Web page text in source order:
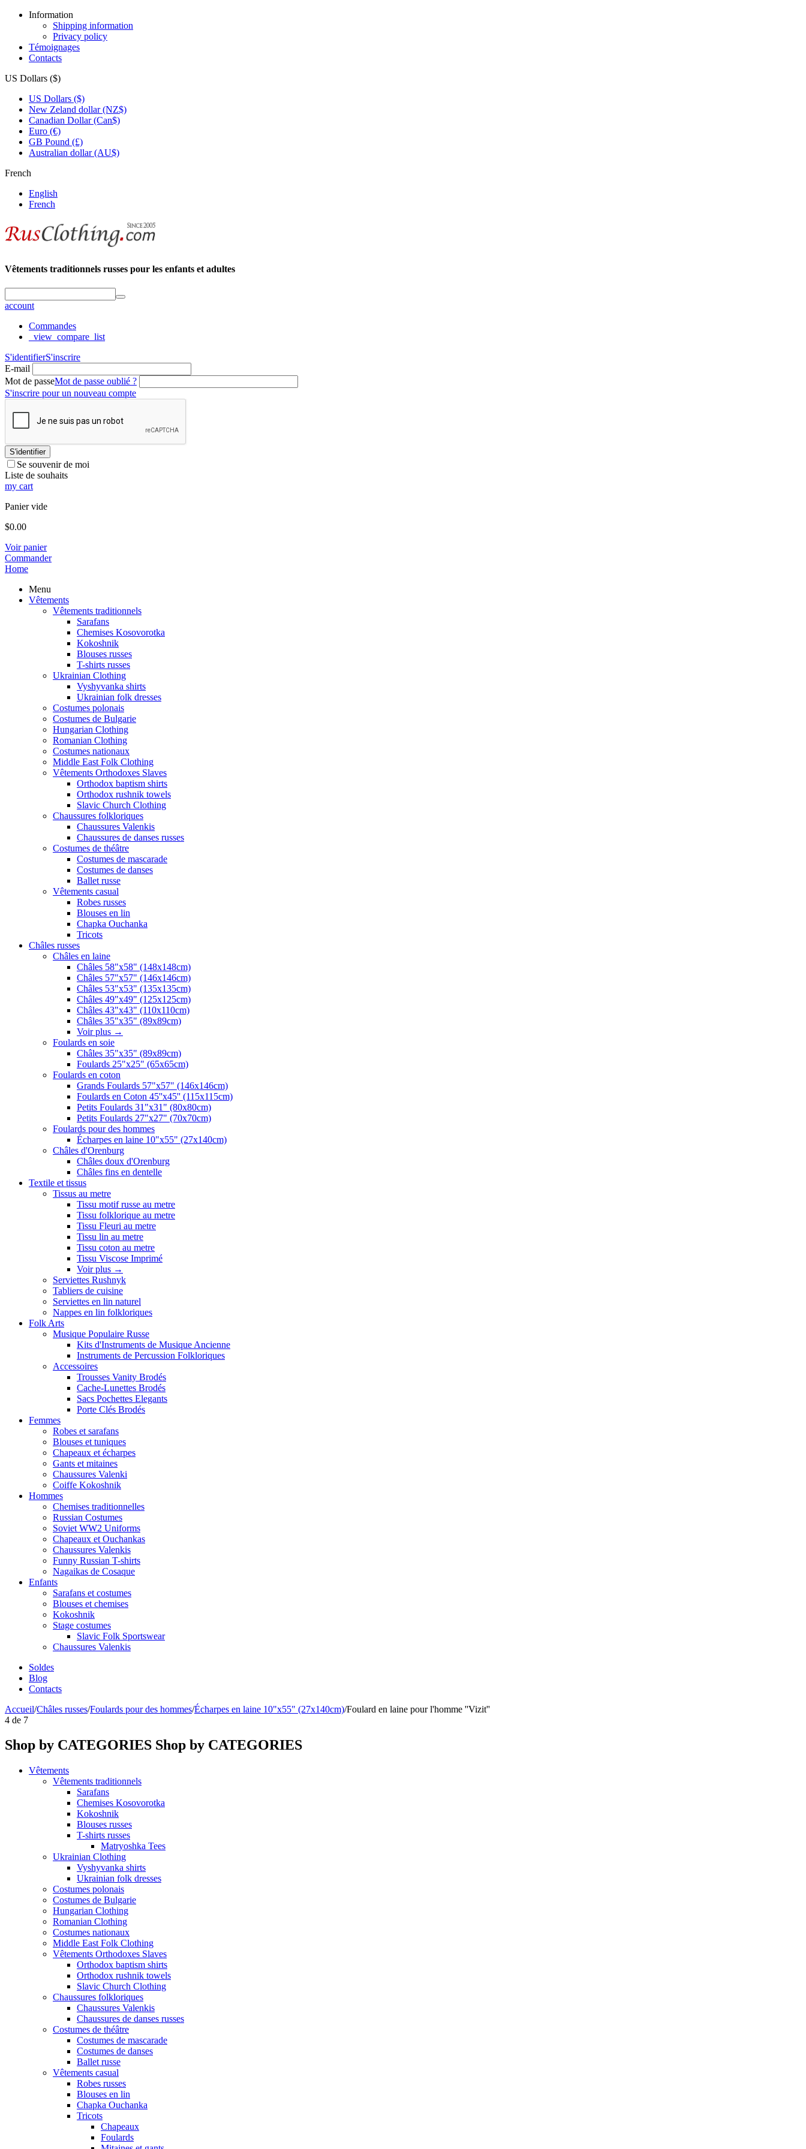
Information
Shipping information
Privacy policy
Témoignages
Contacts
US Dollars ($)
US Dollars ($)
New Zeland dollar (NZ$)
Canadian Dollar (Can$)
Euro (€)
GB Pound (£)
Australian dollar (AU$)
French
English
French
Vêtements traditionnels russes pour les enfants et adultes
account
Commandes
_view_compare_list
S'identifierS'inscrire
E-mail
Mot de passeMot de passe oublié ?
S'inscrire pour un nouveau compte
S'identifier
Se souvenir de moi
Liste de souhaits
my cart
Panier vide
$0.00
Voir panier
Commander
Home
Menu
Vêtements
Vêtements traditionnels
Sarafans
Chemises Kosovorotka
Kokoshnik
Blouses russes
T-shirts russes
Ukrainian Clothing
Vyshyvanka shirts
Ukrainian folk dresses
Costumes polonais
Costumes de Bulgarie
Hungarian Clothing
Romanian Clothing
Costumes nationaux
Middle East Folk Clothing
Vêtements Orthodoxes Slaves
Orthodox baptism shirts
Orthodox rushnik towels
Slavic Church Clothing
Chaussures folkloriques
Chaussures Valenkis
Chaussures de danses russes
Costumes de théâtre
Costumes de mascarade
Costumes de danses
Ballet russe
Vêtements casual
Robes russes
Blouses en lin
Chapka Ouchanka
Tricots
Châles russes
Châles en laine
Châles 58"x58" (148x148cm)
Châles 57"x57" (146x146cm)
Châles 53"x53" (135x135cm)
Châles 49"x49" (125x125cm)
Châles 43"x43" (110x110cm)
Châles 35"x35" (89x89cm)
Voir plus →
Foulards en soie
Châles 35"x35" (89x89cm)
Foulards 25"x25" (65x65cm)
Foulards en coton
Grands Foulards 57"x57" (146x146cm)
Foulards en Coton 45''x45'' (115x115cm)
Petits Foulards 31"x31" (80x80cm)
Petits Foulards 27"x27" (70x70cm)
Foulards pour des hommes
Écharpes en laine 10"x55" (27x140cm)
Châles d'Orenburg
Châles doux d'Orenburg
Châles fins en dentelle
Textile et tissus
Tissus au metre
Tissu motif russe au metre
Tissu folklorique au metre
Tissu Fleuri au metre
Tissu lin au metre
Tissu coton au metre
Tissu Viscose Imprimé
Voir plus →
Serviettes Rushnyk
Tabliers de cuisine
Serviettes en lin naturel
Nappes en lin folkloriques
Folk Arts
Musique Populaire Russe
Kits d'Instruments de Musique Ancienne
Instruments de Percussion Folkloriques
Accessoires
Trousses Vanity Brodés
Cache-Lunettes Brodés
Sacs Pochettes Elegants
Porte Clés Brodés
Femmes
Robes et sarafans
Blouses et tuniques
Chapeaux et écharpes
Gants et mitaines
Chaussures Valenki
Coiffe Kokoshnik
Hommes
Chemises traditionnelles
Russian Costumes
Soviet WW2 Uniforms
Chapeaux et Ouchankas
Chaussures Valenkis
Funny Russian T-shirts
Nagaikas de Cosaque
Enfants
Sarafans et costumes
Blouses et chemises
Kokoshnik
Stage costumes
Slavic Folk Sportswear
Chaussures Valenkis
Soldes
Blog
Contacts
Accueil/Châles russes/Foulards pour des hommes/Écharpes en laine 10"x55" (27x140cm)/Foulard en laine pour l'homme ''Vizit''
4 de 7
Shop by CATEGORIES Shop by CATEGORIES
Vêtements
Vêtements traditionnels
Sarafans
Chemises Kosovorotka
Kokoshnik
Blouses russes
T-shirts russes
Matryoshka Tees
Ukrainian Clothing
Vyshyvanka shirts
Ukrainian folk dresses
Costumes polonais
Costumes de Bulgarie
Hungarian Clothing
Romanian Clothing
Costumes nationaux
Middle East Folk Clothing
Vêtements Orthodoxes Slaves
Orthodox baptism shirts
Orthodox rushnik towels
Slavic Church Clothing
Chaussures folkloriques
Chaussures Valenkis
Chaussures de danses russes
Costumes de théâtre
Costumes de mascarade
Costumes de danses
Ballet russe
Vêtements casual
Robes russes
Blouses en lin
Chapka Ouchanka
Tricots
Chapeaux
Foulards